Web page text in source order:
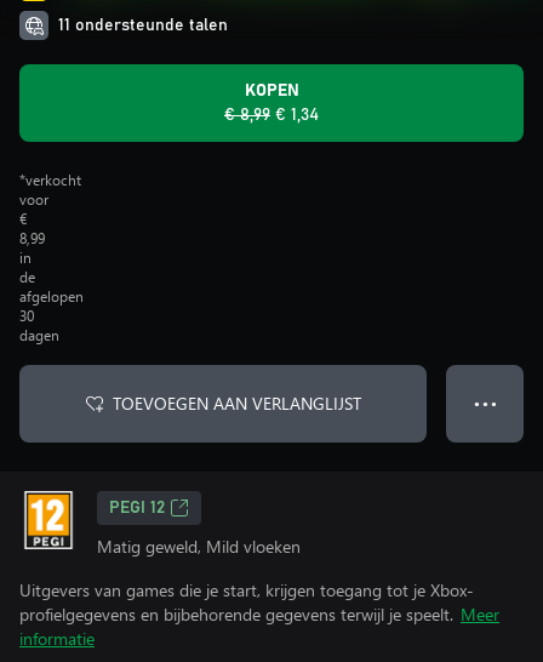
11 ondersteunde talen
KOPEN
€ 8,99 € 1,34
*verkocht
voor
€
8,99
in
de
afgelopen
30
dagen
TOEVOEGEN AAN VERLANGLIJST ● ● ●
PEGI 12
Matig geweld, Mild vloeken
Uitgevers van games die je start, krijgen toegang tot je Xbox-
profielgegevens en bijbehorende gegevens terwijl je speelt. Meer
informatie